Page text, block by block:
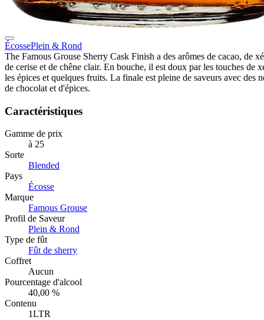
ÉcossePlein & Rond
The Famous Grouse Sherry Cask Finish a des arômes de cacao, de
de cerise et de chêne clair. En bouche, il est doux par les touches de
les épices et quelques fruits. La finale est pleine de saveurs avec des
de chocolat et d'épices.
Caractéristiques
Gamme de prix
à 25
Sorte
Blended
Pays
Écosse
Marque
Famous Grouse
Profil de Saveur
Plein & Rond
Type de fût
Fût de sherry
Coffret
Aucun
Pourcentage d'alcool
40,00 %
Contenu
1LTR